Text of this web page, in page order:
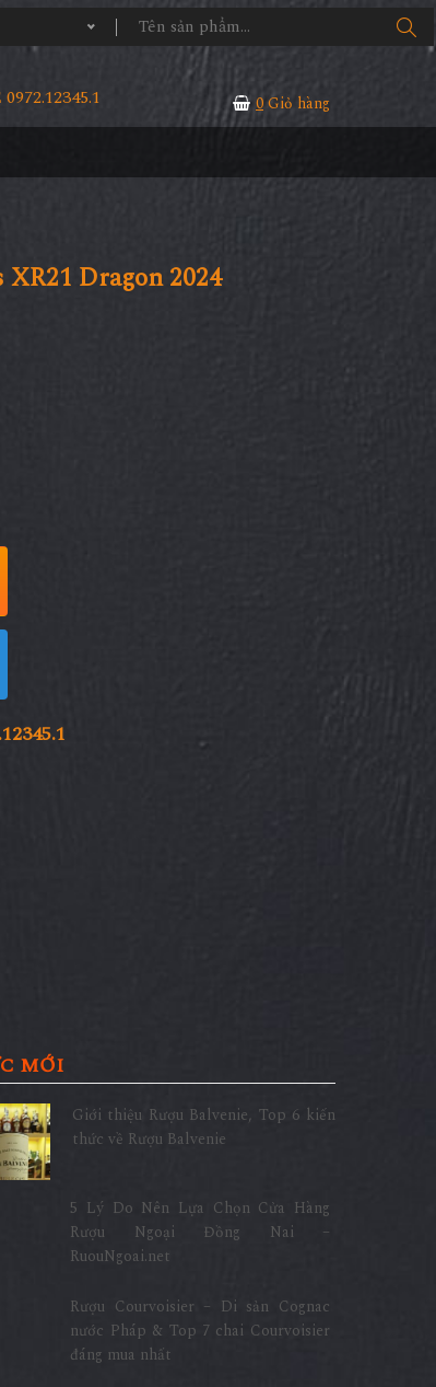
0Giỏ hàng
Dragon 2024
MỚI
Giới thiệu Rượu Balvenie, Top 6 kiến
thức về Rượu Balvenie
5 Lý Do Nên Lựa Chọn Cửa Hàng
Rượu Ngoại Đồng Nai –
RuouNgoai.net
Rượu Courvoisier – Di sản Cognac
nước Pháp & Top 7 chai Courvoisier
đáng mua nhất